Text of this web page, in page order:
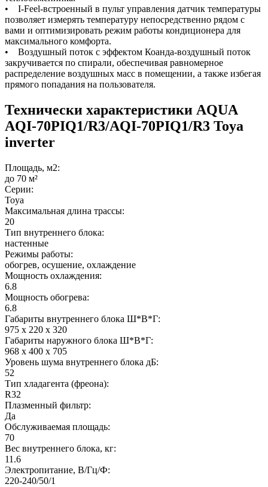
• I-Feel-встроенный в пульт управления датчик температуры
позволяет измерять температуру непосредственно рядом с
вами и оптимизировать режим работы кондиционера для
максимального комфорта.
• Воздушный поток с эффектом Коанда-воздушный поток
закручивается по спирали, обеспечивая равномерное
распределение воздушных масс в помещении, а также избегая
прямого попадания на пользователя.
Технически характеристики AQUA
AQI-70PIQ1/R3/AQI-70PIQ1/R3 Toya
inverter
Площадь, м2:
до 70 м²
Серии:
Toya
Максимальная длина трассы:
20
Тип внутреннего блока:
настенные
Режимы работы:
обогрев, осушение, охлаждение
Мощность охлаждения:
6.8
Мощность обогрева:
6.8
Габариты внутреннего блока Ш*В*Г:
975 x 220 x 320
Габариты наружного блока Ш*В*Г:
968 x 400 x 705
Уровень шума внутреннего блока дБ:
52
Тип хладагента (фреона):
R32
Плазменный фильтр:
Да
Обслуживаемая площадь:
70
Вес внутреннего блока, кг:
11.6
Электропитание, В/Гц/Ф:
220-240/50/1